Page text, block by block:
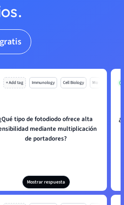
+ Add tag Immunology Cell Biology Mo
tipo de fotodiodo ofrece alta
mediante multiplicación
de portadores?
Mostrar respuesta